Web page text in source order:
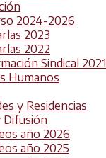
2024-2026
2023
2022
Sindical 2021
Humanos
y Residencias
Difusión
año 2026
año 2025